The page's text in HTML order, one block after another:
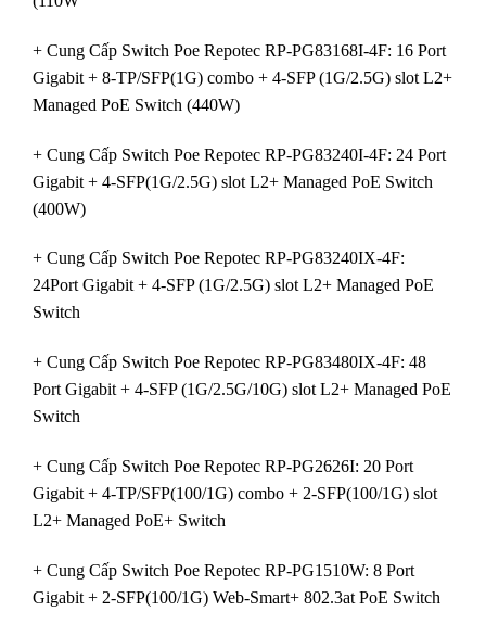
+ Cung Cấp Switch Poe Repotec RP-PG83168I-4F: 16 Port
Gigabit + 8-TP/SFP(1G) combo + 4-SFP (1G/2.5G) slot L2+
Managed PoE Switch (440W)
+ Cung Cấp Switch Poe Repotec RP-PG83240I-4F: 24 Port
Gigabit + 4-SFP(1G/2.5G) slot L2+ Managed PoE Switch
(400W)
+ Cung Cấp Switch Poe Repotec RP-PG83240IX-4F:
24Port Gigabit + 4-SFP (1G/2.5G) slot L2+ Managed PoE
Switch
+ Cung Cấp Switch Poe Repotec RP-PG83480IX-4F: 48
Port Gigabit + 4-SFP (1G/2.5G/10G) slot L2+ Managed PoE
Switch
+ Cung Cấp Switch Poe Repotec RP-PG2626I: 20 Port
Gigabit + 4-TP/SFP(100/1G) combo + 2-SFP(100/1G) slot
L2+ Managed PoE+ Switch
+ Cung Cấp Switch Poe Repotec RP-PG1510W: 8 Port
Gigabit + 2-SFP(100/1G) Web-Smart+ 802.3at PoE Switch